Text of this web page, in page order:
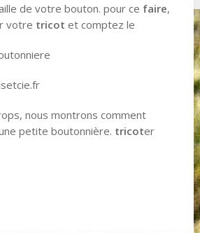
de votre bouton. pour ce faire,
votre tricot et comptez le
nous montrons comment
petite boutonnière. tricoter